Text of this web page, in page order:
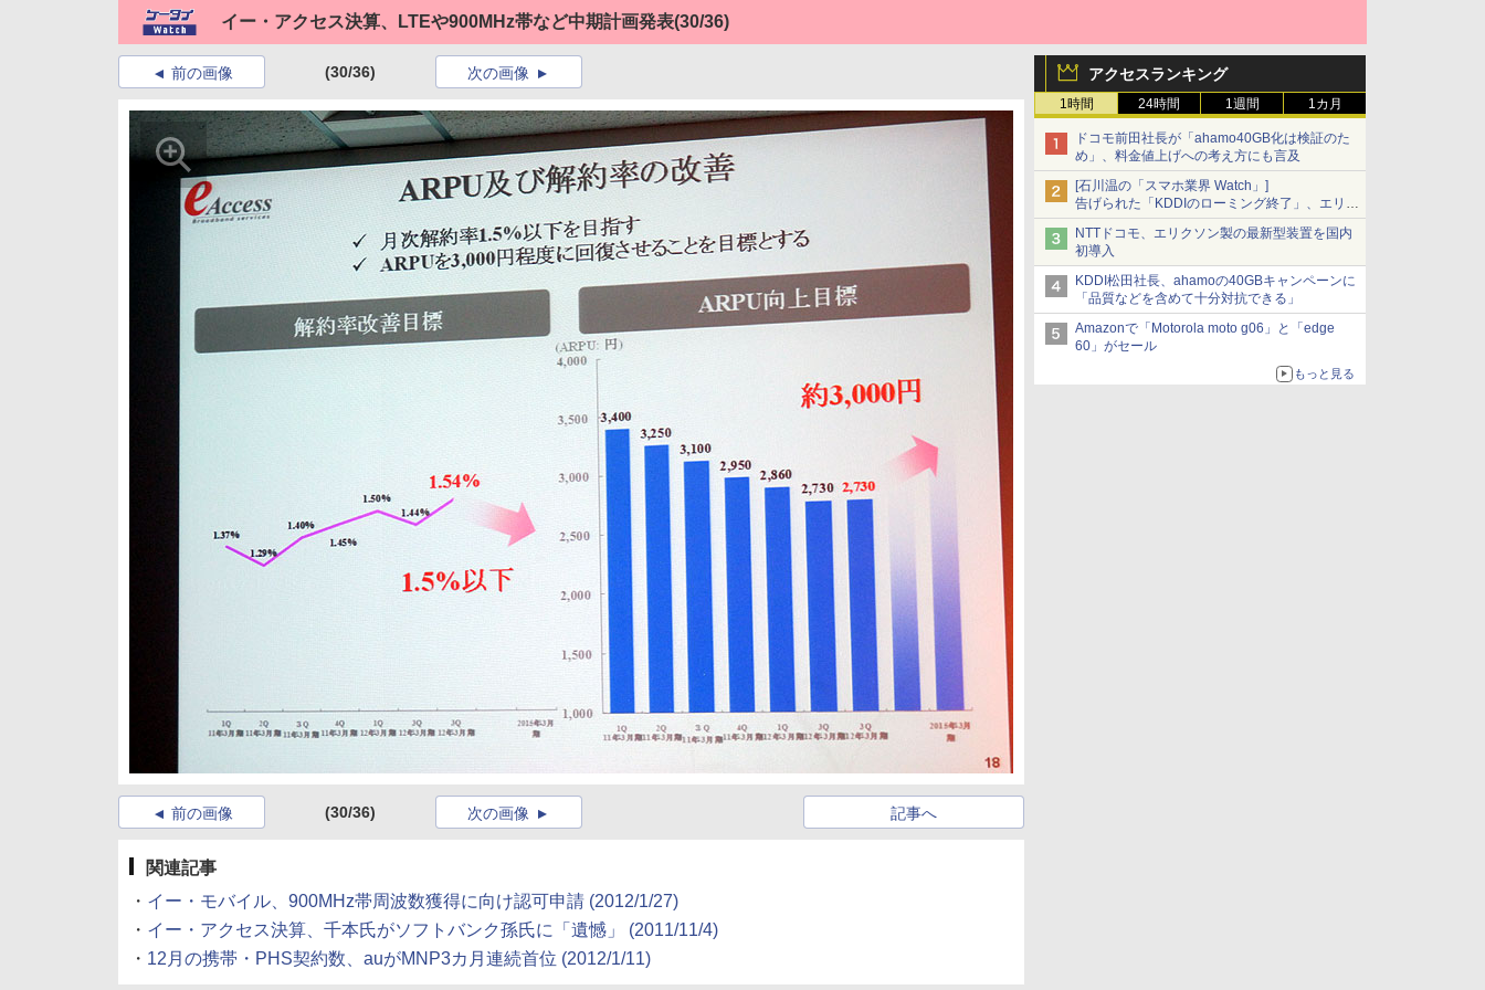
イー・アクセス決算、LTEや900MHz帯など中期計画発表(30/36)
アクセスランキング
1時間 24時間 1週間 1カ月
ドコモ前田社長が「ahamo40GB化は検証のた
め」、料金値上げへの考え方にも言及
[石川温の「スマホ業界 Watch」]
告げられた「KDDIのローミング終了」、エリア
マップの落とし穴と楽天モバイルの課題
NTTドコモ、エリクソン製の最新型装置を国内
初導入
KDDI松田社長、ahamoの40GBキャンペーンに
「品質などを含めて十分対抗できる」
Amazonで「Motorola moto g06」と「edge
60」がセール
もっと見る
前の画像 (30/36) 次の画像
前の画像 (30/36) 記事へ
次の画像
関連記事
・ イー・モバイル、900MHz帯周波数獲得に向け認可申請 (2012/1/27)
・ イー・アクセス決算、千本氏がソフトバンク孫氏に「遺憾」
(2011/11/4)
・ 12月の携帯・PHS契約数、auがMNP3カ月連続首位 (2012/1/11)